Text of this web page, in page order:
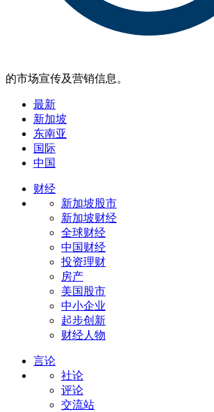
的市场宣传及营销信息。
最新
新加坡
东南亚
国际
中国
财经
新加坡股市
新加坡财经
全球财经
中国财经
投资理财
房产
美国股市
中小企业
起步创新
财经人物
言论
社论
评论
交流站